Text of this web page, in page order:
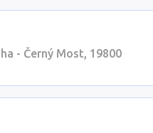
- Černý Most, 19800